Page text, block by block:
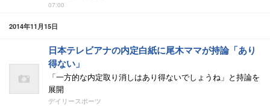
07:00
2014年11月15日
日本テレビアナの内定白紙に尾木ママが持論「あり
得ない」
「一方的な内定取り消しはあり得ないでしょうね」と持論を
展開
デイリースポーツ